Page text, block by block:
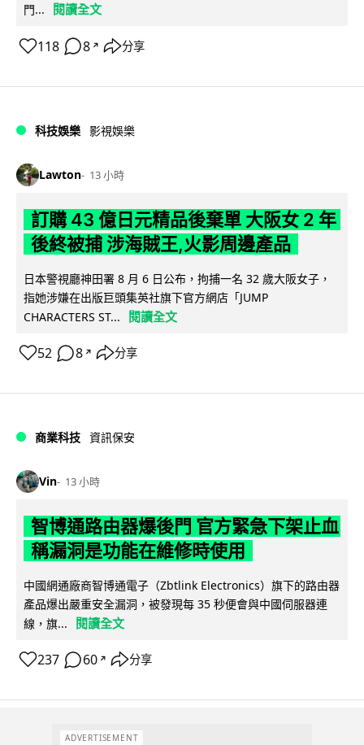
門...
閱讀全文
118 8 ↗ 分享
科技娛樂 影視娛樂
Lawton 13 小時
訂購 43 億日元精品後棄單 大阪女 2 年
後終被捕 涉海賊王,火影周邊產品
日本警視廳神田署 8 月 6 日公布，拘捕一名 32 歲大阪女子，
指她涉嫌在出版巨頭集英社旗下官方網店「JUMP
CHARACTERS ST...
閱讀全文
52 8 ↗ 分享
商業科技 資訊保安
Vin 13 小時
智博通路由器爆後門 官方緊急下架止血
稱漏洞是功能在維修時使用
中國網通廠商智博通電子（Zbtlink Electronics）旗下的路由器
產品爆出嚴重安全漏洞，被發現每 35 秒便會與中國伺服器連
線，旗...
閱讀全文
237 60 ↗ 分享
ADVERTISEMENT